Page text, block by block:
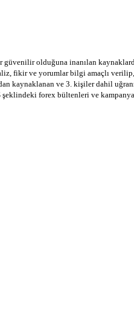
olduğuna inanılan
fikir ve yorumlar bilgi amaçlı
kaynaklanan ve 3. kişiler dahil
forex bültenleri ve